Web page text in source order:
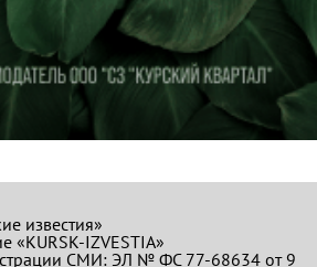
известия»
«KURSK-IZVESTIA»
СМИ: ЭЛ № ФС 77-68634 от 9